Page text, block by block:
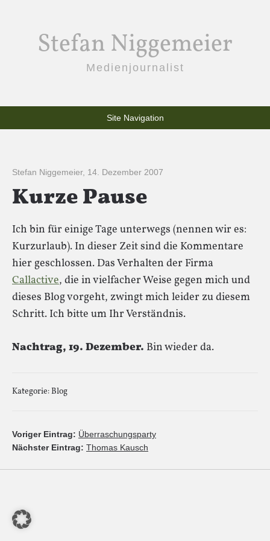
Stefan Niggemeier
Medienjournalist
Site Navigation
Stefan Niggemeier, 14. Dezember 2007
Kurze Pause
Ich bin für einige Tage unterwegs (nennen wir es:
Kurzurlaub). In dieser Zeit sind die Kommentare
hier geschlossen. Das Verhalten der Firma
Callactive, die in vielfacher Weise gegen mich und
dieses Blog vorgeht, zwingt mich leider zu diesem
Schritt. Ich bitte um Ihr Verständnis.
Nachtrag, 19. Dezember. Bin wieder da.
Kategorie:Blog
Voriger Eintrag: Überraschungsparty
Nächster Eintrag: Thomas Kausch